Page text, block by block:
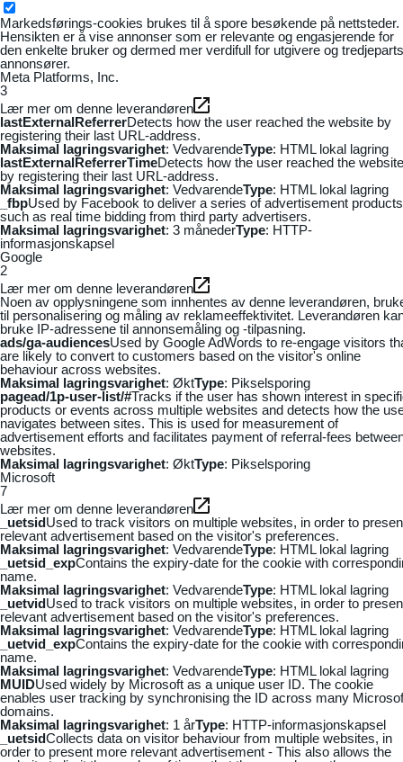
Markedsførings-cookies brukes til å spore besøkende på nettsteder.
Hensikten er å vise annonser som er relevante og engasjerende for
den enkelte bruker og dermed mer verdifull for utgivere og tredjeparts
annonsører.
Meta Platforms, Inc.
3
Lær mer om denne leverandøren
lastExternalReferrerDetects how the user reached the website by
registering their last URL-address.
Maksimal lagringsvarighet: VedvarendeType: HTML lokal lagring
lastExternalReferrerTimeDetects how the user reached the website
by registering their last URL-address.
Maksimal lagringsvarighet: VedvarendeType: HTML lokal lagring
_fbpUsed by Facebook to deliver a series of advertisement products
such as real time bidding from third party advertisers.
Maksimal lagringsvarighet: 3 månederType: HTTP-
informasjonskapsel
Google
2
Lær mer om denne leverandøren
Noen av opplysningene som innhentes av denne leverandøren,
til personalisering og måling av reklameeffektivitet. Leverandøren
bruke IP-adressene til annonsemåling og -tilpasning.
ads/ga-audiencesUsed by Google AdWords to re-engage visitors
are likely to convert to customers based on the visitor's online
behaviour across websites.
Maksimal lagringsvarighet: ØktType: Pikselsporing
pagead/1p-user-list/#Tracks if the user has shown interest in
products or events across multiple websites and detects how the
navigates between sites. This is used for measurement of
advertisement efforts and facilitates payment of referral-fees
websites.
Maksimal lagringsvarighet: ØktType: Pikselsporing
Microsoft
7
Lær mer om denne leverandøren
_uetsidUsed to track visitors on multiple websites, in order to
relevant advertisement based on the visitor's preferences.
Maksimal lagringsvarighet: VedvarendeType: HTML lokal lagring
_uetsid_expContains the expiry-date for the cookie with
name.
Maksimal lagringsvarighet: VedvarendeType: HTML lokal lagring
_uetvidUsed to track visitors on multiple websites, in order to
relevant advertisement based on the visitor's preferences.
Maksimal lagringsvarighet: VedvarendeType: HTML lokal lagring
_uetvid_expContains the expiry-date for the cookie with
name.
Maksimal lagringsvarighet: VedvarendeType: HTML lokal lagring
MUIDUsed widely by Microsoft as a unique user ID. The cookie
enables user tracking by synchronising the ID across many
domains.
Maksimal lagringsvarighet: 1 årType: HTTP-informasjonskapsel
_uetsidCollects data on visitor behaviour from multiple websites, in
order to present more relevant advertisement - This also allows the